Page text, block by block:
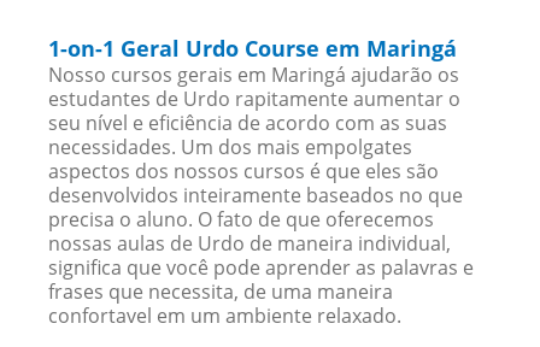
1-on-1 Geral Urdo Course em Maringá
Nosso cursos gerais em Maringá ajudarão os
estudantes de Urdo rapitamente aumentar o
seu nível e eficiência de acordo com as suas
necessidades. Um dos mais empolgates
aspectos dos nossos cursos é que eles são
desenvolvidos inteiramente baseados no que
precisa o aluno. O fato de que oferecemos
nossas aulas de Urdo de maneira individual,
significa que você pode aprender as palavras e
frases que necessita, de uma maneira
confortavel em um ambiente relaxado.